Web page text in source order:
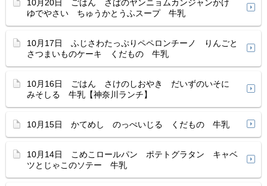
10月20日 ごはん さばのヤンニョムカンジャンかけ
ゆでやさい ちゅうかとうふスープ 牛乳
10月17日 ふじさわたっぷりペペロンチーノ りんごと
さつまいものケーキ くだもの 牛乳
10月16日 ごはん さけのしおやき だいずのいそに
みそしる 牛乳【神奈川ランチ】
10月15日 かてめし のっぺいじる くだもの 牛乳
10月14日 こめこロールパン ポテトグラタン キャベ
ツとじゃこのソテー 牛乳